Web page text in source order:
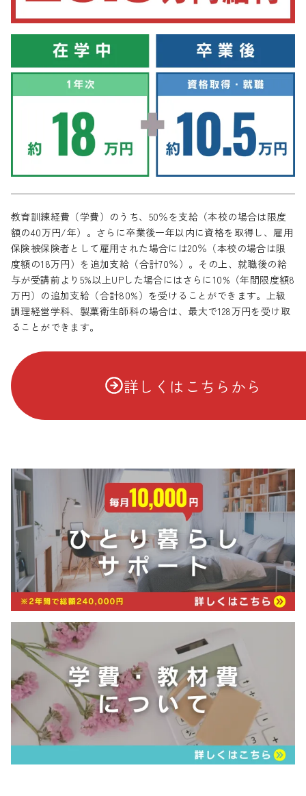
教育訓練経費（学費）のうち、50％を支給（本校の場合は限度
額の40万円/年）。さらに卒業後一年以内に資格を取得し、雇用
保険被保険者として雇用された場合には20％（本校の場合は限
度額の18万円）を追加支給（合計70％）。その上、就職後の給
与が受講前より5%以上UPした場合にはさらに10%（年間限度額8
万円）の追加支給（合計80%）を受けることができます。上級
調理経営学科、製菓衛生師科の場合は、最大で128万円を受け取
ることができます。
詳しくはこちらから